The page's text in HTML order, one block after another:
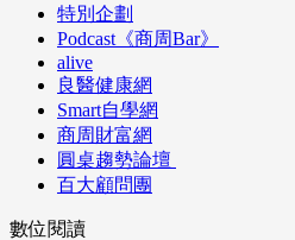
特別企劃
Podcast《商周Bar》
alive
良醫健康網
Smart自學網
商周財富網
圓桌趨勢論壇
百大顧問團
數位閱讀